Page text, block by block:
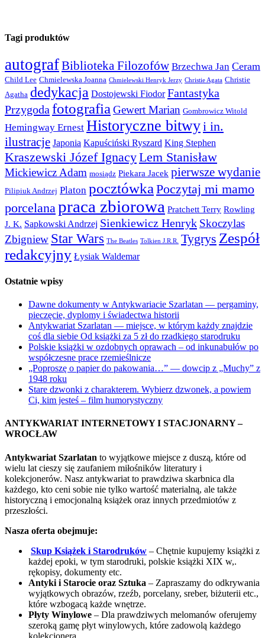
Tagi produktów
autografBiblioteka Filozofów Brzechwa Jan Ceram
Child Lee Chmielewska Joanna Chmielewski Henryk Jerzy Christie Agata Christie
Agatha dedykacja Dostojewski Fiodor Fantastyka
Przygodafotografia Gewert Marian Gombrowicz Witold
Hemingway Ernest Historyczne bitwyi in.
ilustracje Japonia Kapuściński Ryszard King Stephen
Kraszewski Józef IgnacyLem Stanisław
Mickiewicz Adam mosiądz Piekara Jacek pierwsze wydanie
Pilipiuk Andrzej Platon pocztówka Poczytaj mi mamo
porcelanapraca zbiorowa Pratchett Terry Rowling
J. K. Sapkowski Andrzej Sienkiewicz Henryk Skoczylas
Zbigniew Star Wars The Beatles Tolkien J.R.R. Tygrys Zespół
redakcyjny Łysiak Waldemar
Ostatnie wpisy
Dawne dokumenty w Antykwariacie Szarlatan — pergaminy,
pieczęcie, dyplomy i świadectwa historii
Antykwariat Szarlatan — miejsce, w którym każdy znajdzie
coś dla siebie Od książki za 5 zł do rzadkiego starodruku
Polskie książki w ozdobnych oprawach – od inkunabułów po
współczesne prace rzemieślnicze
„Poproszę o papier do pakowania…” — dowcip z „Muchy” z
1948 roku
Stare dzwonki z charakterem. Wybierz dzwonek, a powiem
Ci, kim jesteś – film humorystyczny
ANTYKWARIAT INTERNETOWY I STACJONARNY –
WROCŁAW
Antykwariat Szarlatan to wyjątkowe miejsce z duszą, które od
wielu lat cieszy się zaufaniem miłośników literatury i
kolekcjonerów. Nasz antykwariat to prawdziwa skarbnica dla
każdego, kto ceni sobie nie tylko wartość materialną, ale także
historyczną i emocjonalną książek oraz innych przedmiotów z
przeszłości.
Nasza oferta obejmuje:
Skup Książek i Starodruków – Chętnie kupujemy książki z
każdej epoki, w tym starodruki, polskie książki XIX w,.
rękopisy, dokumenty etc.
Antyki i Starocie oraz Sztuka – Zapraszamy do odkrywania
wyjątkowych obrazów, rzeźb, porcelany, sreber, biżuterii etc.,
które wzbogacą każde wnętrze.
Płyty Winylowe – Dla prawdziwych melomanów oferujemy
szeroką gamę płyt winylowych, które zadowolą każdego
kolekcjonera.